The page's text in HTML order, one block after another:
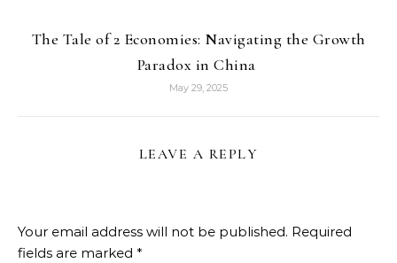
The Tale of 2 Economies: Navigating the Growth
Paradox in China
May 29, 2025
LEAVE A REPLY
Your email address will not be published. Required
fields are marked *